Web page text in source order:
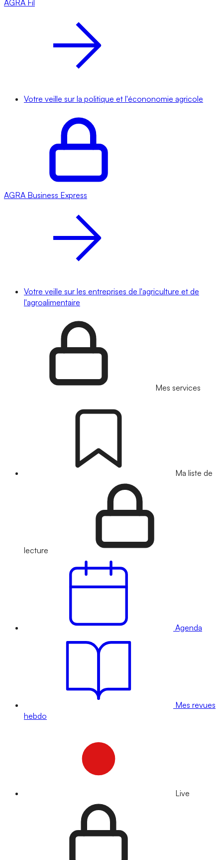
AGRA Fil
Votre veille sur la politique et l'écononomie agricole
AGRA Business Express
Votre veille sur les entreprises de l'agriculture et de
l'agroalimentaire
Mes services
Ma liste de
lecture
Agenda
Mes revues
hebdo
Live